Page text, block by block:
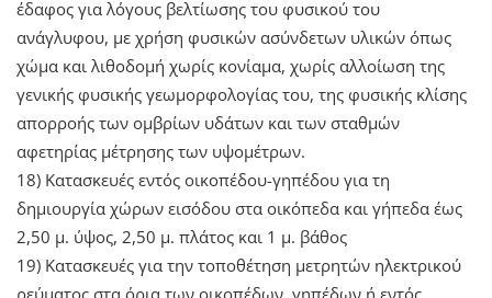
έδαφος για λόγους βελτίωσης του φυσικού του
ανάγλυφου, με χρήση φυσικών ασύνδετων υλικών όπως
χώμα και λιθοδομή χωρίς κονίαμα, χωρίς αλλοίωση της
γενικής φυσικής γεωμορφολογίας του, της φυσικής κλίσης
απορροής των ομβρίων υδάτων και των σταθμών
αφετηρίας μέτρησης των υψομέτρων.
18) Κατασκευές εντός οικοπέδου-γηπέδου για τη
δημιουργία χώρων εισόδου στα οικόπεδα και γήπεδα έως
2,50 μ. ύψος, 2,50 μ. πλάτος και 1 μ. βάθος
19) Κατασκευές για την τοποθέτηση μετρητών ηλεκτρικού
ρεύματος στα όρια των οικοπέδων, γηπέδων ή εντός